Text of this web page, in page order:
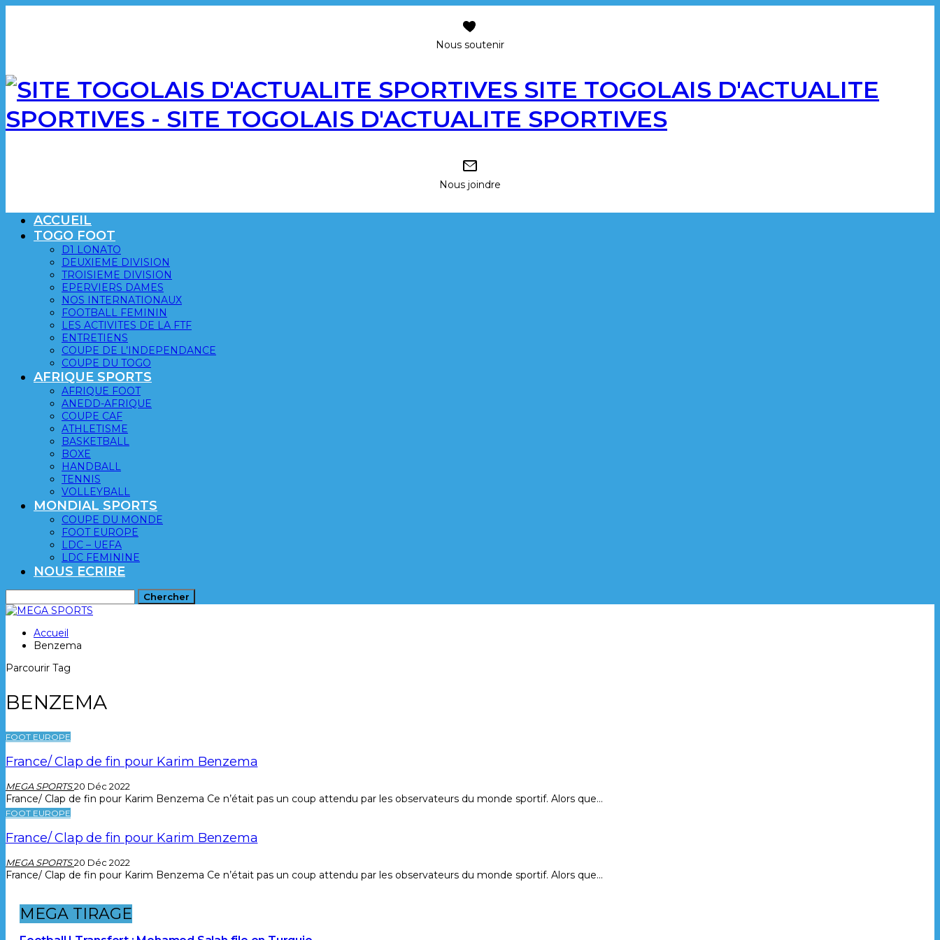
Nous soutenir
SITE TOGOLAIS D'ACTUALITE
SPORTIVES - SITE TOGOLAIS D'ACTUALITE SPORTIVES
Nous joindre
ACCUEIL
TOGO FOOT
D1 LONATO
DEUXIEME DIVISION
TROISIEME DIVISION
EPERVIERS DAMES
NOS INTERNATIONAUX
FOOTBALL FEMININ
LES ACTIVITES DE LA FTF
ENTRETIENS
COUPE DE L’INDEPENDANCE
COUPE DU TOGO
AFRIQUE SPORTS
AFRIQUE FOOT
ANEDD-AFRIQUE
COUPE CAF
ATHLETISME
BASKETBALL
BOXE
HANDBALL
TENNIS
VOLLEYBALL
MONDIAL SPORTS
COUPE DU MONDE
FOOT EUROPE
LDC – UEFA
LDC FEMININE
NOUS ECRIRE
Accueil
Benzema
Parcourir Tag
BENZEMA
FOOT EUROPE
France/ Clap de fin pour Karim Benzema
MEGA SPORTS20 Déc 2022
France/ Clap de fin pour Karim Benzema Ce n’était pas un coup attendu par les observateurs du monde sportif. Alors que…
FOOT EUROPE
France/ Clap de fin pour Karim Benzema
MEGA SPORTS20 Déc 2022
France/ Clap de fin pour Karim Benzema Ce n’était pas un coup attendu par les observateurs du monde sportif. Alors que…
MEGA TIRAGE